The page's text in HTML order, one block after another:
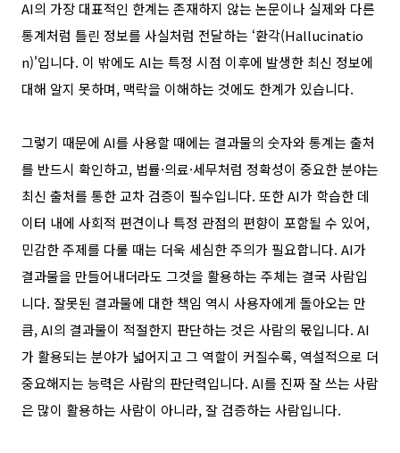
AI의 가장 대표적인 한계는 존재하지 않는 논문이나 실제와 다른
통계처럼 틀린 정보를 사실처럼 전달하는 ‘환각(Hallucinatio
n)'입니다. 이 밖에도 AI는 특정 시점 이후에 발생한 최신 정보에
대해 알지 못하며, 맥락을 이해하는 것에도 한계가 있습니다.
그렇기 때문에 AI를 사용할 때에는 결과물의 숫자와 통계는 출처
를 반드시 확인하고, 법률·의료·세무처럼 정확성이 중요한 분야는
최신 출처를 통한 교차 검증이 필수입니다. 또한AI가 학습한 데
이터 내에 사회적 편견이나 특정 관점의 편향이 포함될 수 있어,
민감한 주제를 다룰 때는 더욱 세심한 주의가 필요합니다. AI가
결과물을 만들어내더라도 그것을 활용하는 주체는 결국 사람입
니다. 잘못된 결과물에 대한 책임 역시 사용자에게 돌아오는 만
큼, AI의 결과물이 적절한지 판단하는 것은 사람의 몫입니다. AI
가 활용되는 분야가 넓어지고 그 역할이 커질수록, 역설적으로 더
중요해지는 능력은 사람의 판단력입니다. AI를 진짜 잘 쓰는 사람
은 많이 활용하는 사람이 아니라,잘 검증하는 사람입니다.